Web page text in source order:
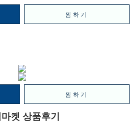
찜하기
찜하기
켓 상품후기